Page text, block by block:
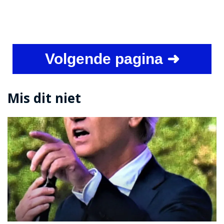
Volgende pagina ➜
Mis dit niet